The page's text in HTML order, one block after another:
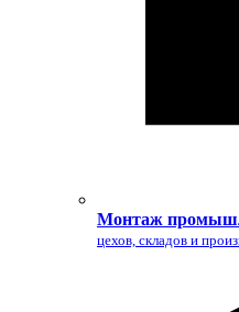
Монтаж
цехов, складов и